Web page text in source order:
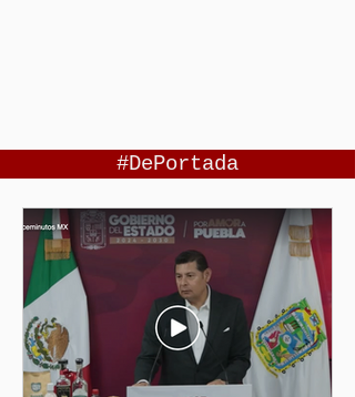
#DePortada